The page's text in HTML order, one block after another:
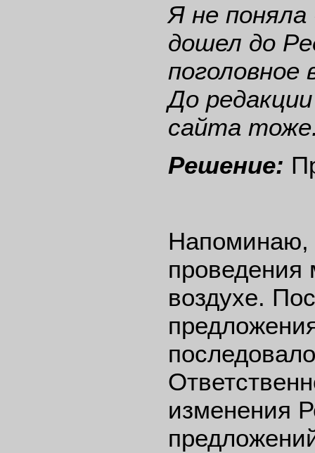
Я не
дошел до
До
сайта
Решение:
Напоминаю,
проведения
воздухе.
изменения